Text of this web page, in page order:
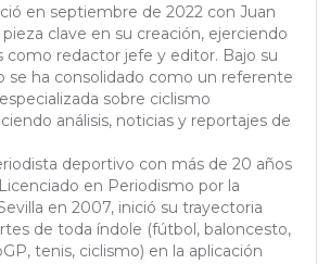
en septiembre de 2022 con Juan
clave en su creación, ejerciendo
como redactor jefe y editor. Bajo su
se ha consolidado como un referente
sobre ciclismo
análisis, noticias y reportajes de
deportivo con más de 20 años
en Periodismo por la
en 2007, inició su trayectoria
de toda índole (fútbol, baloncesto,
tenis, ciclismo) en la aplicación